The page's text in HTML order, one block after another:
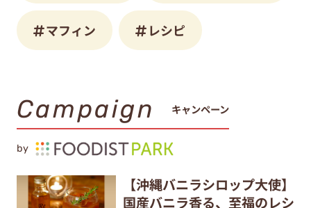
マフィン レシピ
Campaign キャンペーン
by
【沖縄バニラシロップ大使】
国産バニラ香る、至福のレシ